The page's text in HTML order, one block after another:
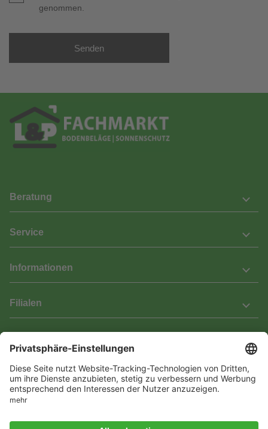
genommen.
Senden
Beratung
Service
Informationen
Filialen
Barrierefreiheit
Wir bemühen uns, unsere Website barrierefrei zu gestalten.
Einige Inhalte und Funktionen sind derzeit jedoch noch nicht
vollständig zugänglich. Wenn Sie auf Barrieren stoßen oder Hilfe
benötigen, kontaktieren Sie uns bitte unter service[at]knutzen.de.
Vertrag widerrufen
© 2026 Das Laminat & Parketthaus GmbH